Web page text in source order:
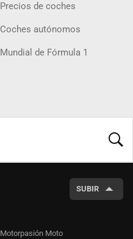
Precios de coches
Coches autónomos
Mundial de Fórmula 1
SUBIR
Motorpasión Moto